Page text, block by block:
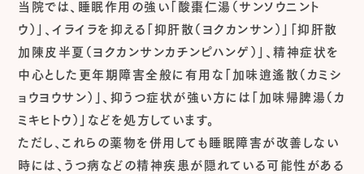
当院では、睡眠作用の強い「酸棗仁湯（サンソウニント
ウ）」、イライラを抑える「抑肝散（ヨクカンサン）」「抑肝散
加陳皮半夏（ヨクカンサンカチンピハンゲ）」、精神症状を
中心とした更年期障害全般に有用な「加味逍遙散（カミシ
ョウヨウサン）」、抑うつ症状が強い方には「加味帰脾湯（カ
ミキヒトウ）」などを処方しています。
ただし、これらの薬物を併用しても睡眠障害が改善しない
時には、うつ病などの精神疾患が隠れている可能性がある